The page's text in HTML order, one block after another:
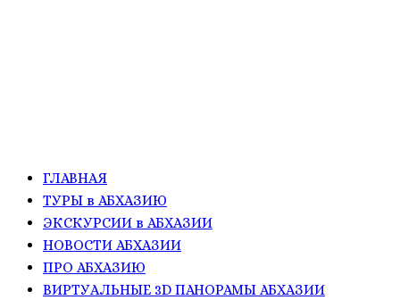
ГЛАВНАЯ
ТУРЫ в АБХАЗИЮ
ЭКСКУРСИИ в АБХАЗИИ
НОВОСТИ АБХАЗИИ
ПРО АБХАЗИЮ
ВИРТУАЛЬНЫЕ 3D ПАНОРАМЫ АБХАЗИИ